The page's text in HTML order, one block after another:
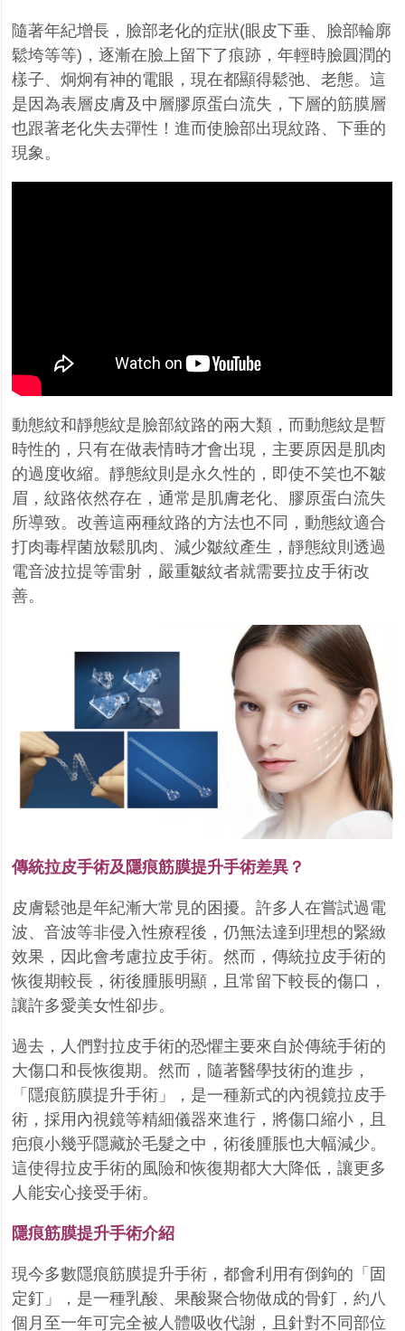
隨著年紀增長，臉部老化的症狀(眼皮下垂、臉部輪廓
鬆垮等等)，逐漸在臉上留下了痕跡，年輕時臉圓潤的
樣子、炯炯有神的電眼，現在都顯得鬆弛、老態。這
是因為表層皮膚及中層膠原蛋白流失，下層的筋膜層
也跟著老化失去彈性！進而使臉部出現紋路、下垂的
現象。
動態紋和靜態紋是臉部紋路的兩大類，而動態紋是暫
時性的，只有在做表情時才會出現，主要原因是肌肉
的過度收縮。靜態紋則是永久性的，即使不笑也不皺
眉，紋路依然存在，通常是肌膚老化、膠原蛋白流失
所導致。改善這兩種紋路的方法也不同，動態紋適合
打肉毒桿菌放鬆肌肉、減少皺紋產生，靜態紋則透過
電音波拉提等雷射，嚴重皺紋者就需要拉皮手術改
善。
傳統拉皮手術及隱痕筋膜提升手術差異？
皮膚鬆弛是年紀漸大常見的困擾。許多人在嘗試過電
波、音波等非侵入性療程後，仍無法達到理想的緊緻
效果，因此會考慮拉皮手術。然而，傳統拉皮手術的
恢復期較長，術後腫脹明顯，且常留下較長的傷口，
讓許多愛美女性卻步。
過去，人們對拉皮手術的恐懼主要來自於傳統手術的
大傷口和長恢復期。然而，隨著醫學技術的進步，
「隱痕筋膜提升手術」，是一種新式的內視鏡拉皮手
術，採用內視鏡等精細儀器來進行，將傷口縮小，且
疤痕小幾乎隱藏於毛髮之中，術後腫脹也大幅減少。
這使得拉皮手術的風險和恢復期都大大降低，讓更多
人能安心接受手術。
隱痕筋膜提升手術介紹
現今多數隱痕筋膜提升手術，都會利用有倒鉤的「固
定釘」，是一種乳酸、果酸聚合物做成的骨釘，約八
個月至一年可完全被人體吸收代謝，且針對不同部位